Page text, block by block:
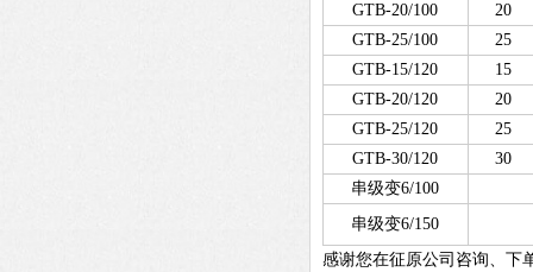
GTB-20/100
20
GTB-25/100
25
GTB-15/120
15
GTB-20/120
20
GTB-25/120
25
GTB-30/120
30
串级变6/100
串级变6/150
感谢您在征原公司咨询、下